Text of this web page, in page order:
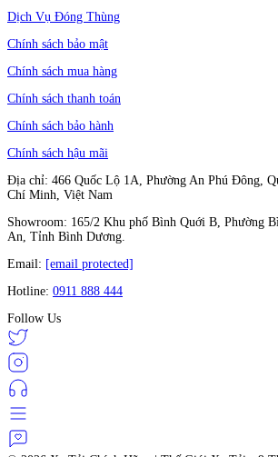
Dịch Vụ Đóng Thùng
Chính sách bảo mật
Chính sách mua hàng
Chính sách thanh toán
Chính sách bảo hành
Chính sách hậu mãi
Địa chỉ: 466 Quốc Lộ 1A, Phường An Phú Đông,
Chí Minh, Việt Nam
Showroom: 165/2 Khu phố Bình Quới B, Phường
An, Tỉnh Bình Dương.
Email: [email protected]
Hotline: 0911 888 444
Follow Us